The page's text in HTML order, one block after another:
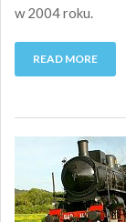
w 2004 roku.
READ MORE